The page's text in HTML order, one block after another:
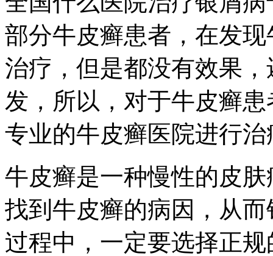
部分牛皮癣患者，在发
治疗，但是都没有效果
发，所以，对于牛皮癣
专业的牛皮癣医院进行
牛皮癣是一种慢性的皮
找到牛皮癣的病因，从
过程中，一定要选择正